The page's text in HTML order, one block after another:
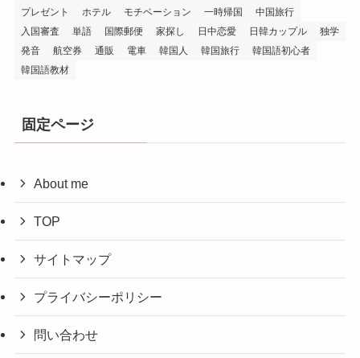
プレゼント
ホテル モチベーション 一時帰国
中国旅行
入国審査
単語 国際郵便 家探し 日中恋愛 日韓カップル
独学
発音
航空券 通販 電車 韓国人 韓国旅行
韓国語初心者
韓国語教材
固定ページ
About me
TOP
サイトマップ
プライバシーポリシー
問い合わせ